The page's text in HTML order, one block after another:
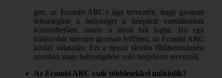
gen, az Ecombi ARC-t úgy tervezték, hogy gyorsan
felmelegítse a helyiséget a beépített ventilátornak
köszönhetően, amely a tárolt hőt hajtja. Ha egy
hálószobát szeretne gyorsan felfűteni, az Ecombi ARC
kiváló választás. Ezt a típusú tárolós fűtőberendezést
azonban nagy helyiségekbe való beépítésre tervezték.
Az Ecombi ARC csak többletekkel működik?